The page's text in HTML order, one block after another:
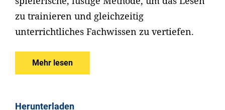
zu trainieren und gleichzeitig
unterrichtliches Fachwissen zu vertiefen.
Mehr lesen
Herunterladen